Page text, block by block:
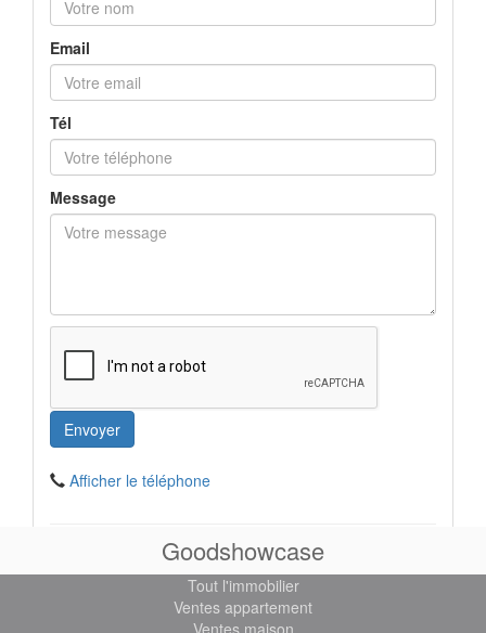
Email
Tél
Message
Afficher le téléphone
Accéder au site :http://fernandezimmobilier.com
Goodshowcase
Tout l'immobilier
Ventes appartement
Ventes maison